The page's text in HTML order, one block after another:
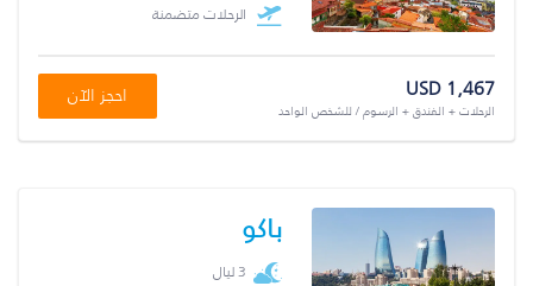
الرحلات متضمنة
USD 1,467
الرحلات + الفندق + الرسوم / للشخص الواحد
احجز الآن
باكو
3 ليال